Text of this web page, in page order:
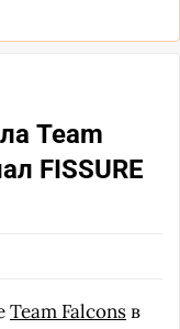
Team
FISSURE
Team Falconsв